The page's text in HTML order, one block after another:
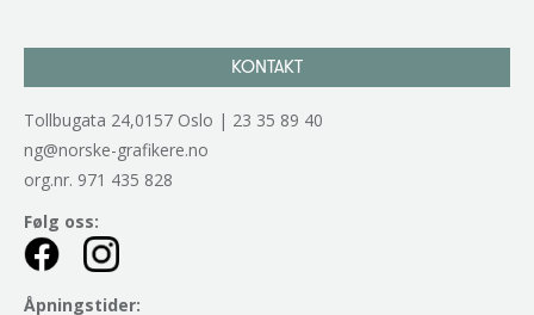
KONTAKT
Tollbugata 24,0157 Oslo | 23 35 89 40
ng@norske-grafikere.no
org.nr. 971 435 828
Følg oss:
Åpningstider: